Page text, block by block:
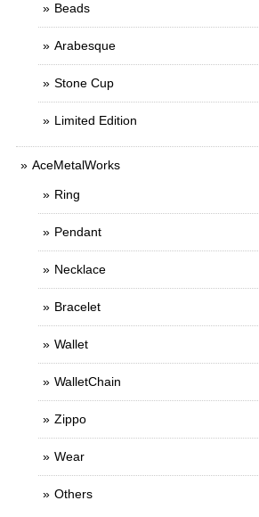
Beads
Arabesque
Stone Cup
Limited Edition
AceMetalWorks
Ring
Pendant
Necklace
Bracelet
Wallet
WalletChain
Zippo
Wear
Others